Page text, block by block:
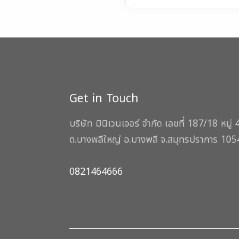
Get in Touch
บริษัท มินิเวนเจอร์ จำกัด เลขที่ 187/18 หมู่
ต.บางพลีใหญ่ อ.บางพลี จ.สมุทรปราการ
0821464666